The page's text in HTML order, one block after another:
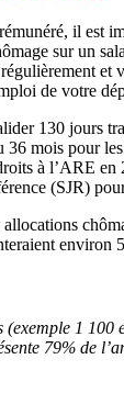
il est
sur un
et
de votre
130 jours
36 mois pour
à l’ARE
(SJR)
environ
1 100
79% de